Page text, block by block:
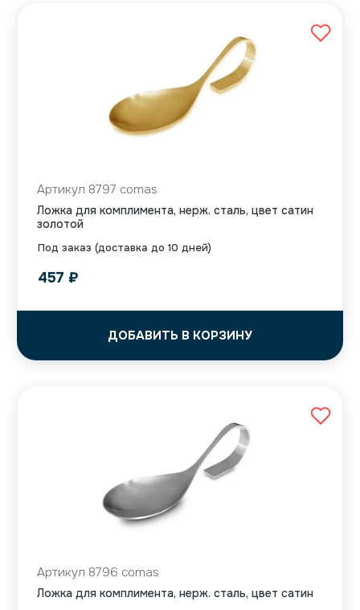
Под заказ (доставка до 10 дней)
Артикул 8797 comas
Ложка для комплимента, нерж. сталь, цвет сатин
золотой
457 ₽
ДОБАВИТЬ В КОРЗИНУ
Артикул 8796 comas
Ложка для комплимента, нерж. сталь, цвет сатин